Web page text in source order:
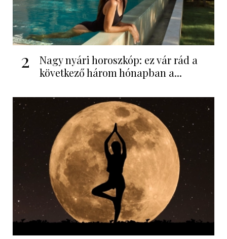
2
Nagy nyári horoszkóp: ez vár rád a
következő három hónapban a...